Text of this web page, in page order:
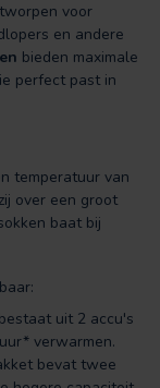
voor
en andere
bieden maximale
perfect past in
temperatuur van
over een groot
baat bij
uit 2 accu's
verwarmen.
bevat twee